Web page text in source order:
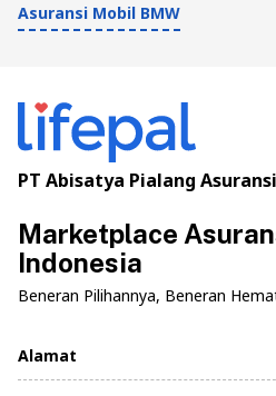
Asuransi Mobil BMW
PT Abisatya Pialang Asuransi
Marketplace
Indonesia
Beneran Pilihannya, Beneran
Alamat